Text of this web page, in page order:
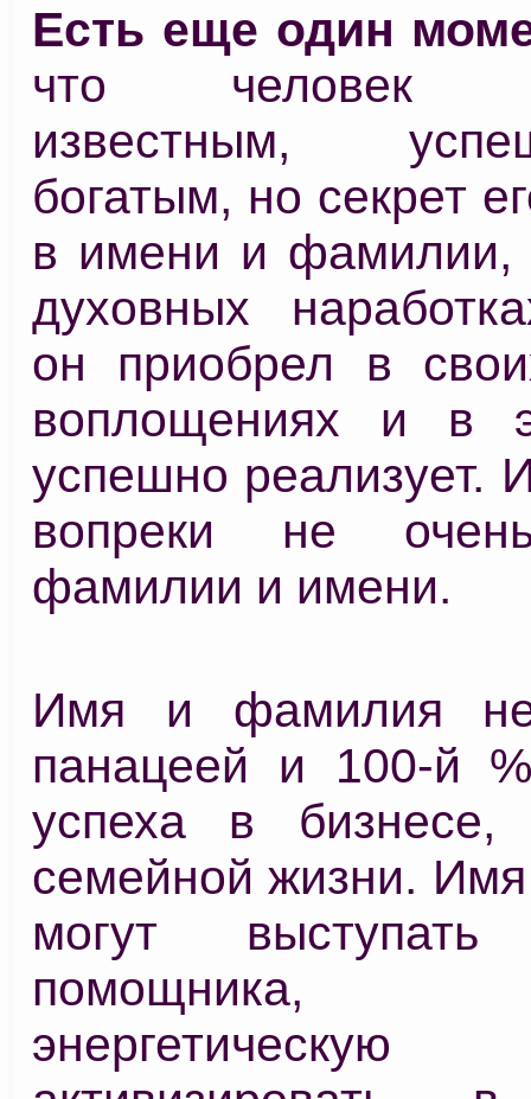
Есть еще один
что человек
известным,
богатым, но секрет
в имени и фамилии,
духовных
он приобрел в
воплощениях и в
успешно реализует.
вопреки не
фамилии и имени.
Имя и фамилия не
панацеей и 100-й
успеха в бизнесе,
семейной жизни.
могут
помощника,
энергетическую